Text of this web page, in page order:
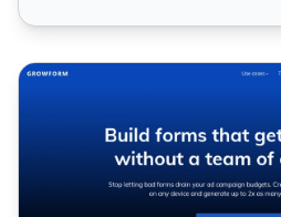
Partnerský program Growform